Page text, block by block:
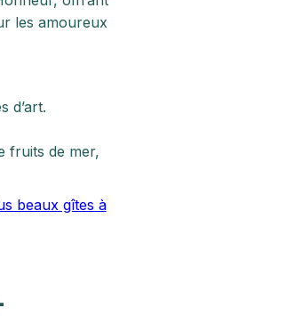
les amoureux
d’art.
fruits de mer,
beaux gîtes à